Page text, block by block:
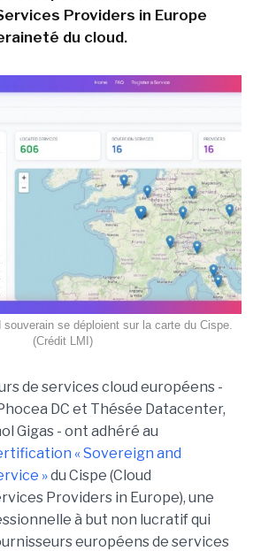
Providers in Europe
du cloud.
souverain se déploient sur la carte du Cispe.
(Crédit LMI)
de services cloud européens -
DC et Thésée Datacenter,
Gigas - ont adhéré au
« Sovereign and
»du Cispe (Cloud
Providers in Europe), une
à but non lucratif qui
européens de services